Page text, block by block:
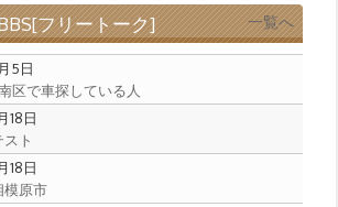
フリートーク] 一覧へ
5日
区で車探している人
18日
ト
18日
模原市